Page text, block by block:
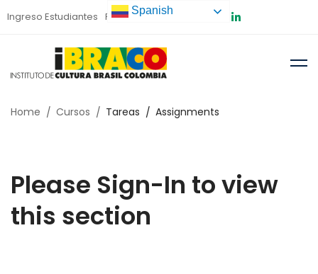
Ingreso Estudiantes Preinscripción
Home Cursos Tareas Assignments
Please Sign-In to view
this section
Spanish